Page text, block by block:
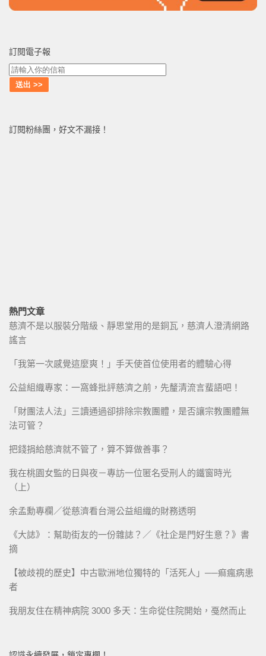
訂閱電子報
訂閱粉絲團，好文不漏接！
熱門文章
慈濟不是以服裝分階級、靜思堂用的是銅瓦，慈濟人澄清網路
謠言
「我第一次感覺這麼爽！」手天使首位使用者的體驗心得
公益組織專家：一窩蜂批評慈濟之前，先釐清流言蜚語吧！
「財團法人法」三讀通過卻排除宗教團體，是否讓宗教團體無
法可管？
把錢捐給慈濟就不管了，算不算做善事？
我在桃園女監的日與夜－專訪一位匿名受刑人的鐵窗時光
（上）
余孟勳專欄／從慈濟看台灣公益組織的財務透明
《大誌》：幫助街友的一份雜誌？／《社企是門好生意？》書
摘
【被歧視的歷史】中古歐洲地位獨特的「活死人」──痲瘋病患
者
我朋友住在精神病院 3000 多天：生命從住院開始，戞然而止